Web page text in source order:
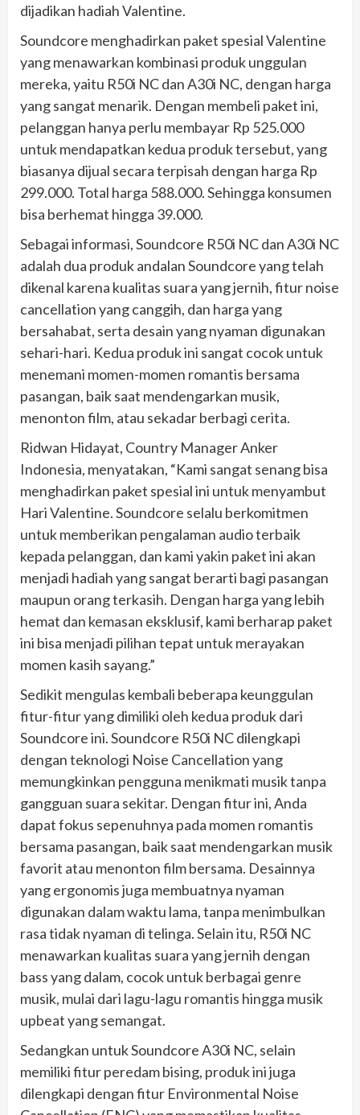
dijadikan hadiah Valentine.
Soundcore menghadirkan paket spesial Valentine
yang menawarkan kombinasi produk unggulan
mereka, yaitu R50i NC dan A30i NC, dengan harga
yang sangat menarik. Dengan membeli paket ini,
pelanggan hanya perlu membayar Rp 525.000
untuk mendapatkan kedua produk tersebut, yang
biasanya dijual secara terpisah dengan harga Rp
299.000. Total harga 588.000. Sehingga konsumen
bisa berhemat hingga 39.000.
Sebagai informasi, Soundcore R50i NC dan A30i NC
adalah dua produk andalan Soundcore yang telah
dikenal karena kualitas suara yang jernih, fitur noise
cancellation yang canggih, dan harga yang
bersahabat, serta desain yang nyaman digunakan
sehari-hari. Kedua produk ini sangat cocok untuk
menemani momen-momen romantis bersama
pasangan, baik saat mendengarkan musik,
menonton film, atau sekadar berbagi cerita.
Ridwan Hidayat, Country Manager Anker
Indonesia, menyatakan, “Kami sangat senang bisa
menghadirkan paket spesial ini untuk menyambut
Hari Valentine. Soundcore selalu berkomitmen
untuk memberikan pengalaman audio terbaik
kepada pelanggan, dan kami yakin paket ini akan
menjadi hadiah yang sangat berarti bagi pasangan
maupun orang terkasih. Dengan harga yang lebih
hemat dan kemasan eksklusif, kami berharap paket
ini bisa menjadi pilihan tepat untuk merayakan
momen kasih sayang.”
Sedikit mengulas kembali beberapa keunggulan
fitur-fitur yang dimiliki oleh kedua produk dari
Soundcore ini. Soundcore R50i NC dilengkapi
dengan teknologi Noise Cancellation yang
memungkinkan pengguna menikmati musik tanpa
gangguan suara sekitar. Dengan fitur ini, Anda
dapat fokus sepenuhnya pada momen romantis
bersama pasangan, baik saat mendengarkan musik
favorit atau menonton film bersama. Desainnya
yang ergonomis juga membuatnya nyaman
digunakan dalam waktu lama, tanpa menimbulkan
rasa tidak nyaman di telinga. Selain itu, R50i NC
menawarkan kualitas suara yang jernih dengan
bass yang dalam, cocok untuk berbagai genre
musik, mulai dari lagu-lagu romantis hingga musik
upbeat yang semangat.
Sedangkan untuk Soundcore A30i NC, selain
memiliki fitur peredam bising, produk ini juga
dilengkapi dengan fitur Environmental Noise